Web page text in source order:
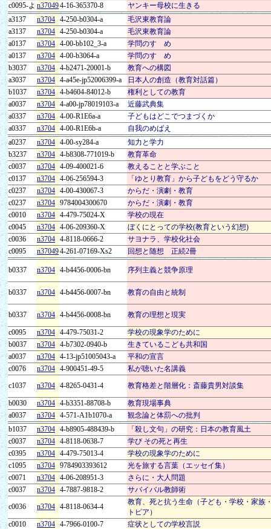
c0095-よ n370494-16-365370-8
ヤンキー母校に生きる
a3137
n3704 4-250-b0304-a
毛沢東教育論
a3137
n3704 4-250-b0304-a
毛沢東教育論
a0137
n3704 4-00-bb102_3-a
学問のすゝめ
a0137
n3704 4-00-b3064-a
学問のすゝめ
b3037
n3704 4-b2471-20001-b
教育への構図
a3037
n3704 4-a45e-jp52006399-a
日本人の創造（教育対話篇）
b1037
n3704 4-b4604-84012-b
権利としての教育
a0037
n3704 4-a00-jp78019103-a
近藤武典集
a0337
n3704 4-00-R1E6a-a
子どもはどこでつまづくか
a0337
n3704 4-00-R1E6b-a
自我のめばえ
a0237
n3704 4-00-sy284-a
知力と学力
b3237
n3704 4-b8308-771019-b
教育革命
c0037
n3704 4-09-400021-6
教えることと学ぶこと
c0137
n3704 4-06-256594-3
「ゆとり教育」から子どもをどう守るか
c0237
n3704 4-00-430067-3
からだ・演劇・教育
c0237
n3704 9784004300670
からだ・演劇・教育
c0010
n3704 4-479-75024-X
学校の現在
c0045
n3704 4-06-209360-X
ぼくにとっての学校(教育という幻想)
c0036
n3704 4-8118-0666-2
サヨナラ、学校化社会
c0095
n370494-261-07169-Xs2 回想と随想 正続2冊
b0337 n3704 4-b4456-0006-bn 序列主義と競争原理
b0337 n3704 4-b4456-0007-bn 教育の自由と統制
b0337 n3704 4-b4456-0008-bn 教育の理想と現実
c0095 n3704 4-479-75031-2
学校の現象学のために
b0037
n3704 4-b7302-0940-b
生きているこども共和国
a0037
n3704 4-13-jp51005043-a
平和の宣言
c0076
n3704 4-900451-49-5
私が聴いた名講義
c1037
n3704 4-8265-0431-4 教育格差と階層化：斎藤貴男対談集
b0030 n3704 4-b3351-88708-b
教育現場事典
a0037
n3704 4-571-A1b1070-a
観念論と体罰への批判
b1037
n3704 4-b8905-488439-b
「殺し文句」の研究：日本の教育風土
c0037
n3704 4-8118-0638-7
学び その死と再生
c0395
n3704 4-479-75013-4
学校の現象学のために
c1095
n3704 9784903393612
光を旅する言葉（エッセイ集）
c0071
n3704 4-06-208951-3
さらに・大人問題
c0037
n3704 4-7887-9818-2
サバイバル教師術
c0036
n3704 4-8118-0634-4
教育、死と抗う生命（子ども・学校・家族
トピア）
c0010
n3704 4-7966-0100-7
症状としての学校言説